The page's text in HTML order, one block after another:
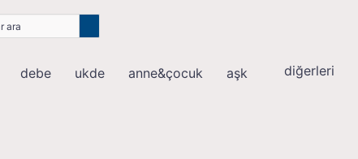
debe ukde anne&çocuk aşk diğerleri